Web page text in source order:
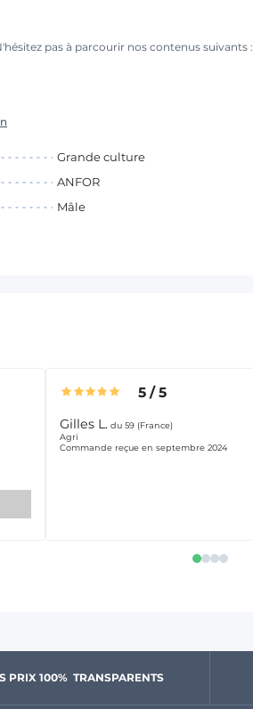
pas à parcourir nos contenus suivants :
Grande culture
ANFOR
Mâle
5/5
Gilles L. du 59 (France)
Agri
Commande reçue en septembre 2024
PRIX 100% TRANSPARENTS